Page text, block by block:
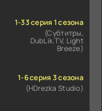
1-33 серия 1 сезона
(Субтитры,
DubLik.TV, Light
Breeze)
1-6 серия 3 сезона
(HDrezka Studio)